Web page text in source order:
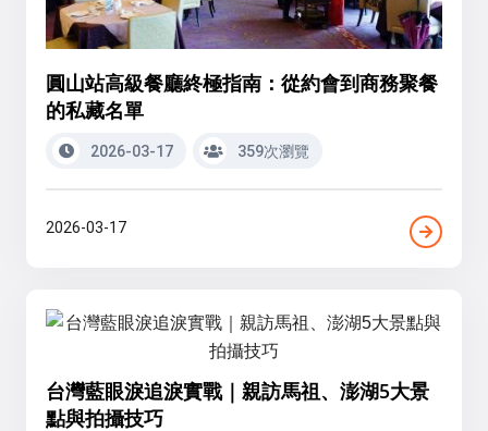
圓山站高級餐廳終極指南：從約會到商務聚餐
的私藏名單
2026-03-17 359次瀏覽
2026-03-17
台灣藍眼淚追淚實戰｜親訪馬祖、澎湖5大景
點與拍攝技巧